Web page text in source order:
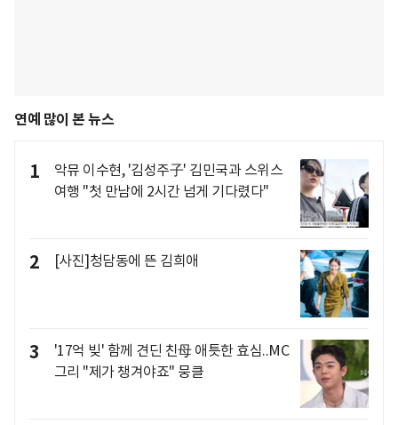
연예 많이 본 뉴스
1
악뮤 이수현, '김성주子' 김민국과 스위스
여행 "첫 만남에 2시간 넘게 기다렸다"
2 [사진]청담동에 뜬 김희애
3
'17억 빚' 함께 견딘 친母 애틋한 효심..MC
그리 "제가 챙겨야죠" 뭉클